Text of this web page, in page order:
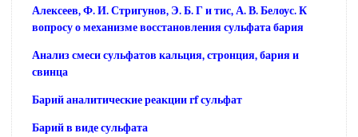
Алексеев, Ф. И. Стригунов, Э. Б. Г и тис, А. В. Белоус. К
вопросу о механизме восстановления сульфата бария
Анализ смеси сульфатов кальция, стронция, бария и
свинца
Барий аналитические реакции rf сульфат
Барий в виде сульфата